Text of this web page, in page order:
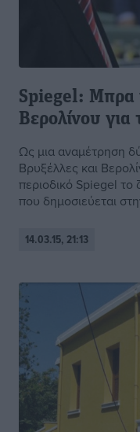
Spiegel: Μπρα
Βερολίνου για
Ως μια αναμέτρηση
Βρυξέλλες και
περιοδικό Spiegel
που δημοσιεύεται
14.03.15, 21:13